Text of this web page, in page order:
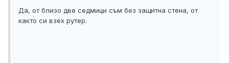
Да, от близо две седмици съм без защитна стена, от
както си взех рутер.